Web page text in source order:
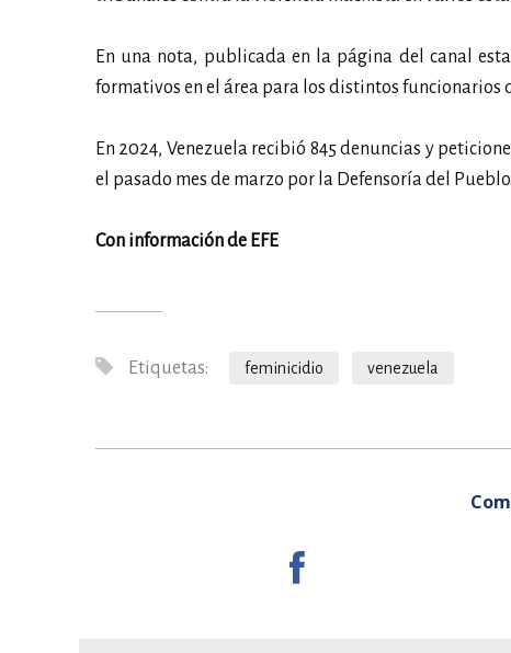
En una nota, publicada en la página del canal
formativos en el área para los distintos funcionarios
En 2024, Venezuela recibió 845 denuncias y
el pasado mes de marzo por la Defensoría del Pueblo.
Con información de EFE
Etiquetas: feminicidio venezuela